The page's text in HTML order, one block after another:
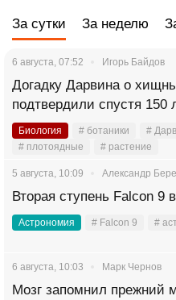
За сутки За неделю
6 августа, 07:52 Игорь Байдов
Догадку Дарвина о
подтвердили спустя 150
Биология # ботаники #
# плотоядные
# растение
5 августа, 10:09 Александр
Вторая ступень Falcon 9
Астрономия # Falcon 9 #
6 августа, 10:03 Марк Чернов
Мозг запомнил прежний